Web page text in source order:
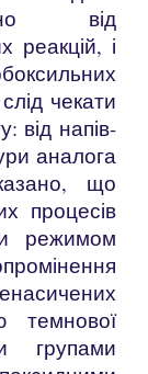
від
реакцій, і
чекати
від напів-
аналога
що
процесів
режимом
темнової
групами